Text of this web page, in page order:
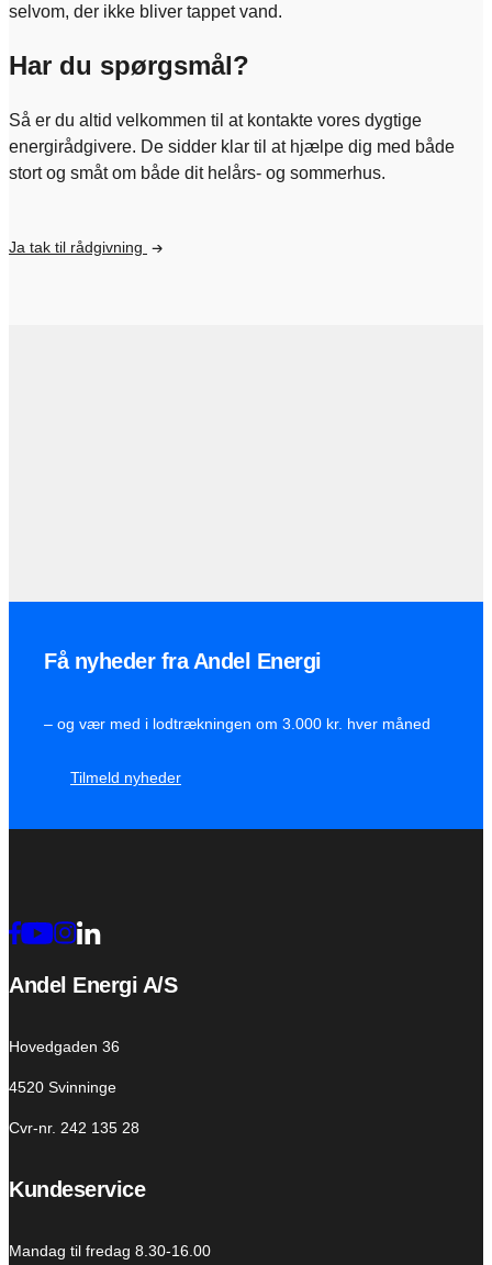
selvom, der ikke bliver tappet vand.
Har du spørgsmål?
Så er du altid velkommen til at kontakte vores dygtige
energirådgivere. De sidder klar til at hjælpe dig med både
stort og småt om både dit helårs- og sommerhus.
Ja tak til rådgivning
Få nyheder fra Andel Energi
– og vær med i lodtrækningen om 3.000 kr. hver måned
Tilmeld nyheder
Andel Energi A/S
Hovedgaden 36
4520 Svinninge
Cvr-nr. 242 135 28
Kundeservice
Mandag til fredag 8.30-16.00